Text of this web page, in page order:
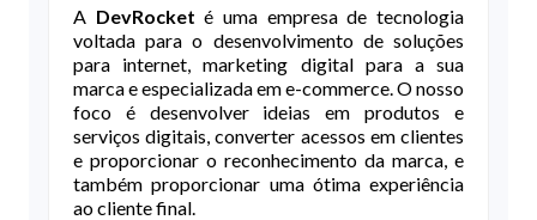
A DevRocketé uma empresa de tecnologia
voltada para o desenvolvimento de soluções
para internet, marketing digital para a sua
marca e especializada em e-commerce. O nosso
foco é desenvolver ideias em produtos e
serviços digitais, converter acessos em clientes
e proporcionar o reconhecimento da marca, e
também proporcionar uma ótima experiência
ao cliente final.